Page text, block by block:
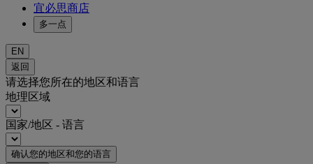
宜必思商店
多一点
EN
返回
请选择您所在的地区和语言
地理区域
国家/地区 - 语言
确认您的地区和您的语言